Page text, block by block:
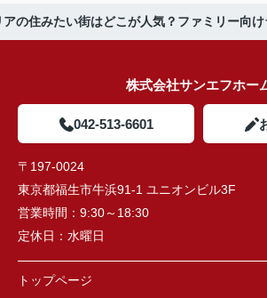
アの住みたい街はどこが人気？ファミリー向
株式会社サンエフホー
042-513-6601
〒197-0024
東京都福生市牛浜91-1 ユニオンビル3F
営業時間： 9:30～18:30
定休日： 水曜日
トップページ